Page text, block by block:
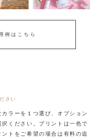
例はこちら
さい
ラーを１つ選び、オプション
ください。 プリントは一色で
ントをご希望の場合は有料の追